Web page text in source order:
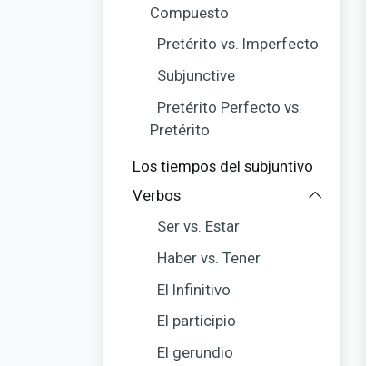
Compuesto
Pretérito vs. Imperfecto
Subjunctive
Pretérito Perfecto vs.
Pretérito
Los tiempos del subjuntivo
Verbos
Ser vs. Estar
Haber vs. Tener
El Infinitivo
El participio
El gerundio